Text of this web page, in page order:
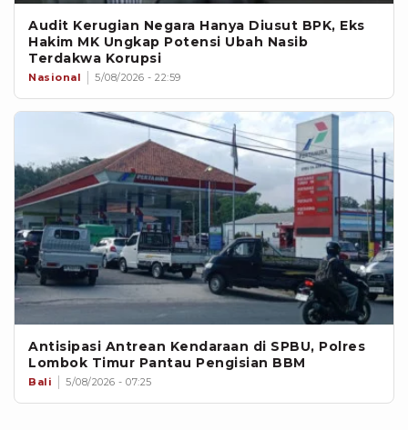
Audit Kerugian Negara Hanya Diusut BPK, Eks
Hakim MK Ungkap Potensi Ubah Nasib
Terdakwa Korupsi
Nasional 5/08/2026 - 22:59
Antisipasi Antrean Kendaraan di SPBU, Polres
Lombok Timur Pantau Pengisian BBM
Bali 5/08/2026 - 07:25